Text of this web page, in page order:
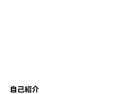
自己紹介